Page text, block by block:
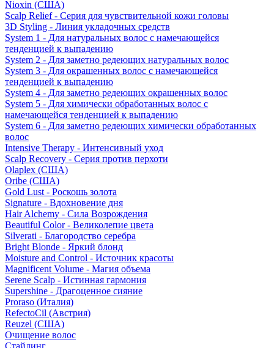
Nioxin (США)
Scalp Relief - Серия для чувствительной кожи головы
3D Styling - Линия укладочных средств
System 1 - Для натуральных волос с намечающейся
тенденцией к выпадению
System 2 - Для заметно редеющих натуральных волос
System 3 - Для окрашенных волос с намечающейся
тенденцией к выпадению
System 4 - Для заметно редеющих окрашенных волос
System 5 - Для химически обработанных волос с
намечающейся тенденцией к выпадению
System 6 - Для заметно редеющих химически обработанных
волос
Intensive Therapy - Интенсивный уход
Scalp Recovery - Серия против перхоти
Olaplex (США)
Oribe (США)
Gold Lust - Роскошь золота
Signature - Вдохновение дня
Hair Alchemy - Сила Возрождения
Beautiful Color - Великолепие цвета
Silverati - Благородство серебра
Bright Blonde - Яркий блонд
Moisture and Control - Источник красоты
Magnificent Volume - Магия объема
Serene Scalp - Истинная гармония
Supershine - Драгоценное сияние
Proraso (Италия)
RefectoCil (Австрия)
Reuzel (США)
Очищение волос
Стайлинг